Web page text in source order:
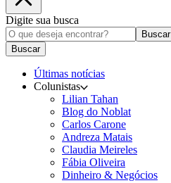
Digite sua busca
Buscar
Buscar
Últimas notícias
Colunistas
Lilian Tahan
Blog do Noblat
Carlos Carone
Andreza Matais
Claudia Meireles
Fábia Oliveira
Dinheiro & Negócios